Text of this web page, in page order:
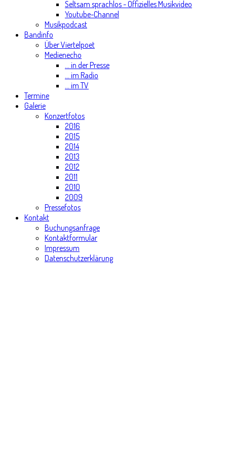
Seltsam sprachlos - Offizielles Musikvideo
Youtube-Channel
Musikpodcast
Bandinfo
Über Viertelpoet
Medienecho
... in der Presse
... im Radio
... im TV
Termine
Galerie
Konzertfotos
2016
2015
2014
2013
2012
2011
2010
2009
Pressefotos
Kontakt
Buchungsanfrage
Kontaktformular
Impressum
Datenschutzerklärung